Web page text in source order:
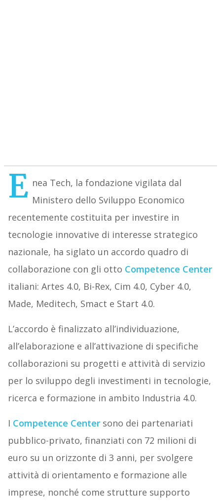
E nea Tech, la fondazione vigilata dal
Ministero dello Sviluppo Economico
recentemente costituita per investire in
tecnologie innovative di interesse strategico
nazionale, ha siglato un accordo quadro di
collaborazione con gli otto Competence Center
italiani: Artes 4.0, Bi-Rex, Cim 4.0, Cyber 4.0,
Made, Meditech, Smact e Start 4.0.
L’accordo è finalizzato all’individuazione,
all’elaborazione e all’attivazione di specifiche
collaborazioni su progetti e attività di servizio
per lo sviluppo degli investimenti in tecnologie,
ricerca e formazione in ambito Industria 4.0.
I Competence Centersono dei partenariati
pubblico-privato, finanziati con 72 milioni di
euro su un orizzonte di 3 anni, per svolgere
attività di orientamento e formazione alle
imprese, nonché come strutture supporto